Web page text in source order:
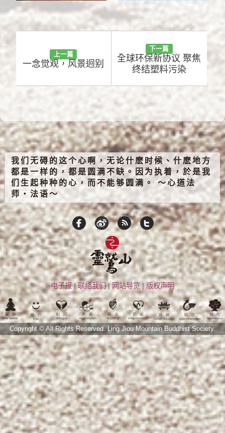
上一篇
一念觉观，风景迥别
下一篇
全球环保新协议 聚焦
终结塑料污染
我们无碍的这个心啊，无论什麽时候、什麽地方
都是一样的，都是圆满不缺。因为执着，於是我
们生起种种的心，而不能够圆满。 ～心道法
师‧法语～
电子报|联络我们| 网站导览| 版权声明
Copyright © All Rights Reserved.Ling Jiou Mountain Buddhist Society.